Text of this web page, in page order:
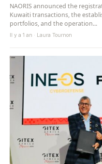
NAORIS announced the
Kuwaiti transactions, the
portfolios, and the operation...
Il y a 1 an · Laura Tournon